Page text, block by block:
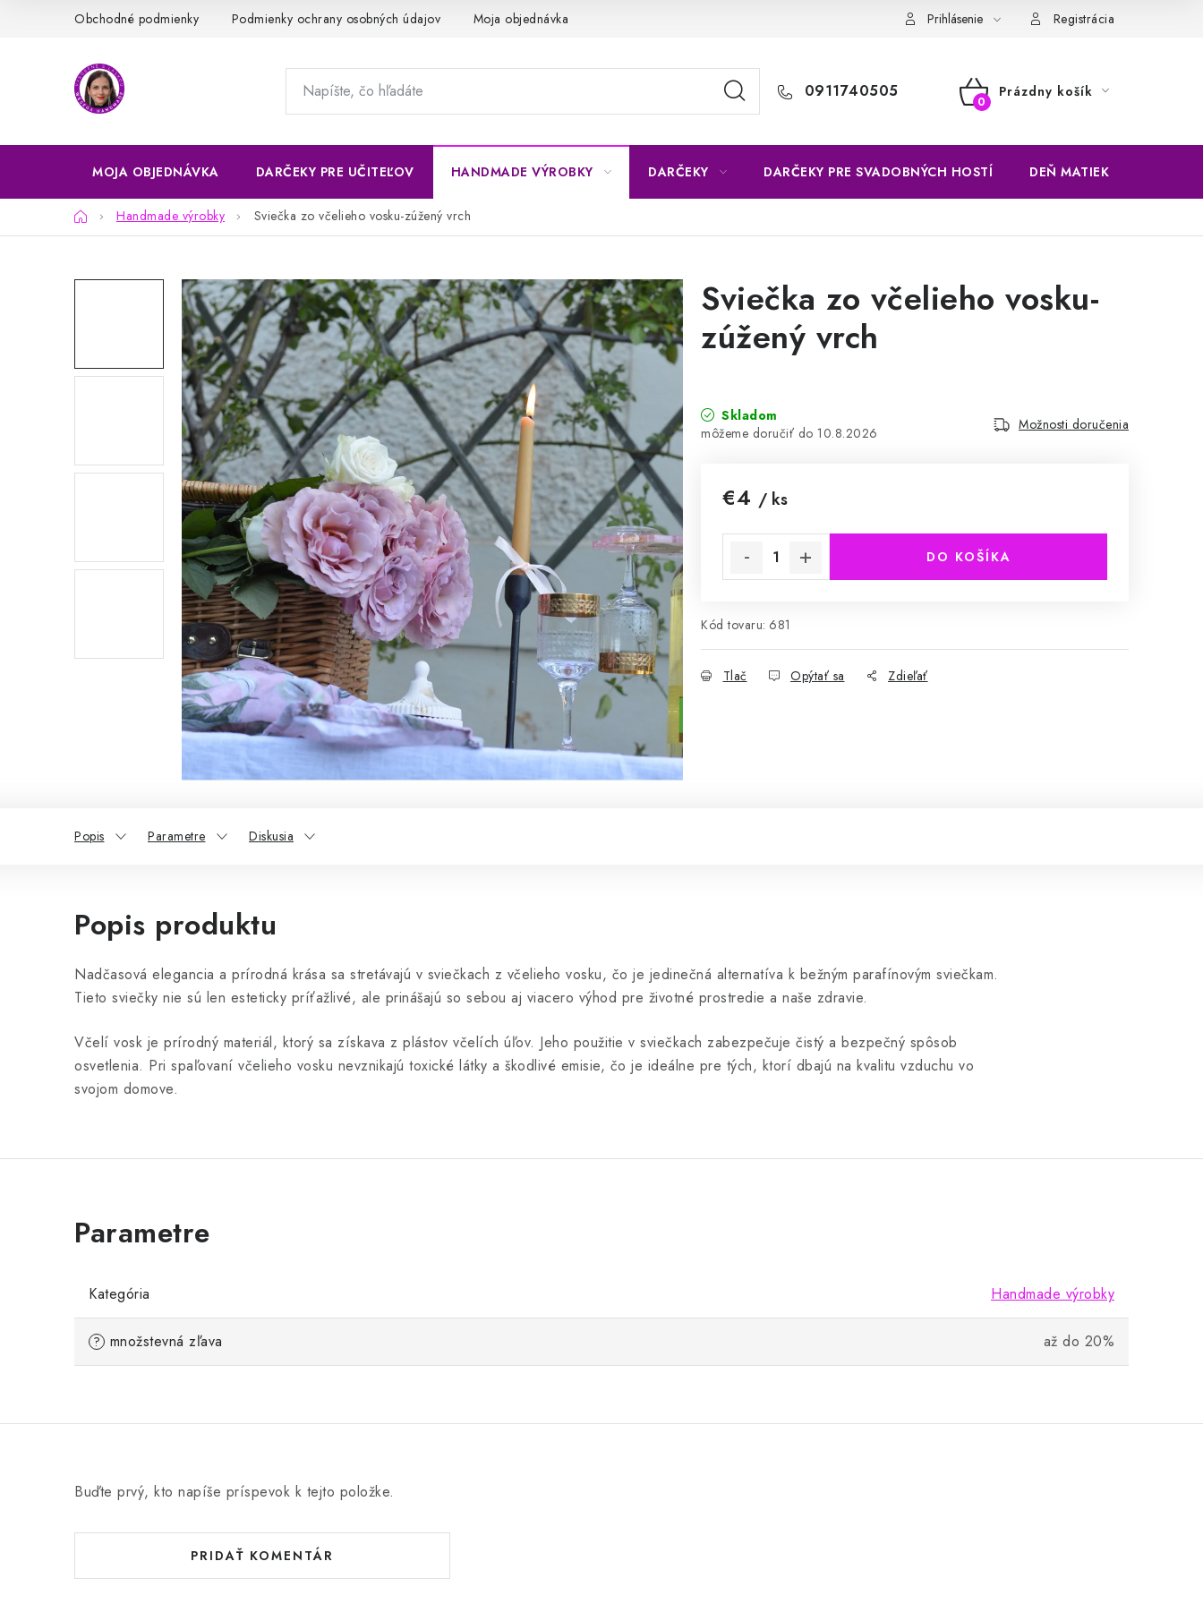
Obchodné podmienky Podmienky ochrany osobných údajov Moja objednávka Prihlásenie Registrácia
0911740505
NÁKUPNÝ
Prázdny košík
MOJA OBJEDNÁVKA DARČEKY PRE UČITEĽOV HANDMADE VÝROBKY DARČEKY DARČEKY PRE SVADOBNÝCH HOSTÍ DEŇ MATIEK
DomovHandmade výrobky Sviečka zo včelieho vosku-zúžený vrch
Sviečka zo včelieho vosku-
zúžený vrch
Skladom
10.8.2026
Možnosti doručenia
€4 / ks
DO KOŠÍKA
Kód tovaru: 681
Tlač Opýtať sa Zdieľať
Popis Parametre Diskusia
Popis produktu
Nadčasová elegancia a prírodná krása sa stretávajú v sviečkach z včelieho vosku, čo je jedinečná alternatíva k bežným parafínovým sviečkam.
Tieto sviečky nie sú len esteticky príťažlivé, ale prinášajú so sebou aj viacero výhod pre životné prostredie a naše zdravie.
Včelí vosk je prírodný materiál, ktorý sa získava z plástov včelích úľov. Jeho použitie v sviečkach zabezpečuje čistý a bezpečný spôsob
osvetlenia. Pri spaľovaní včelieho vosku nevznikajú toxické látky a škodlivé emisie, čo je ideálne pre tých, ktorí dbajú na kvalitu vzduchu vo
svojom domove.
Kategória Handmade výrobky
? množstevná zľava až do 20%
Buďte prvý, kto napíše príspevok k tejto položke.
PRIDAŤ KOMENTÁR